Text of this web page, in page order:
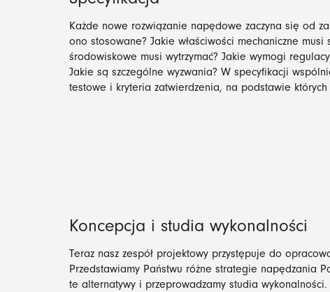
Każde nowe rozwiązanie napędowe zaczyna się od
ono stosowane? Jakie właściwości mechaniczne musi
środowiskowe musi wytrzymać? Jakie wymogi
Jakie są szczególne wyzwania? W specyfikacji
testowe i kryteria zatwierdzenia, na podstawie
Koncepcja i studia wykonalności
Teraz nasz zespół projektowy przystępuje do
Przedstawiamy Państwu różne strategie napędzania
te alternatywy i przeprowadzamy studia